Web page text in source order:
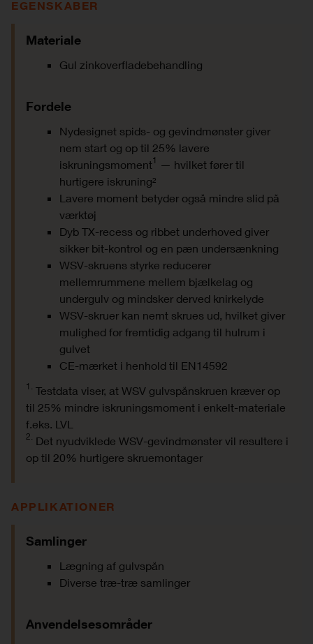
EGENSKABER
Materiale
Gul zinkoverfladebehandling
Fordele
Nydesignet spids- og gevindmønster giver
nem start og op til 25% lavere
iskruningsmoment1 — hvilket fører til
hurtigere iskruning²
Lavere moment betyder også mindre slid på
værktøj
Dyb TX-recess og ribbet underhoved giver
sikker bit-kontrol og en pæn undersænkning
WSV-skruens styrke reducerer
mellemrummene mellem bjælkelag og
undergulv og mindsker derved knirkelyde
WSV-skruer kan nemt skrues ud, hvilket giver
mulighed for fremtidig adgang til hulrum i
gulvet
CE-mærket i henhold til EN14592
1.
Testdata viser, at WSV gulvspånskruen kræver op
til 25% mindre iskruningsmoment i enkelt-materiale
f.eks. LVL
2. Det nyudviklede WSV-gevindmønster vil resultere i
op til 20% hurtigere skruemontager
APPLIKATIONER
Samlinger
Lægning af gulvspån
Diverse træ-træ samlinger
Anvendelsesområder